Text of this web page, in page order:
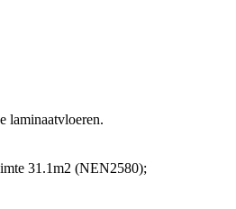
laminaatvloeren.
31.1m2 (NEN2580);